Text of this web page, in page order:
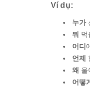
Ví dụ:
누가
뭐 먹
어디
언제
왜 울
어떻